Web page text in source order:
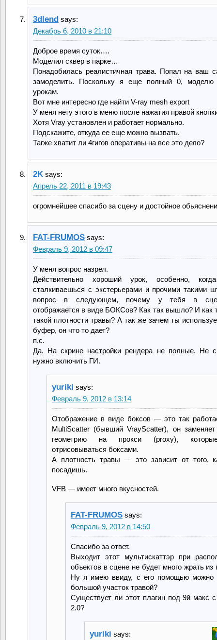
3dlend says:
Декабрь 6, 2010 в 21:10
Доброе время суток….
Моделил сквер в парке…
Понадобилась реалистичная трава. Попал на ваш
замоделить. Поскольку я еще полный 0, моделю
урокам.
Вот мне интересно где найти V-ray mesh export
У меня нету этого в меню после нажатия правой
Хотя Vray установлен и работает нормально.
Подскажите, откуда ее еще можно вызвать.
Тагже хватит ли 4гигов оперативы на все это дело?
2K says:
Апрель 22, 2011 в 19:43
огромнейшее спасибо за сцену и достойное
FAT-FRUMOS says:
Февраль 9, 2012 в 09:47
У меня вопрос назрел.
Действительно хороший урок, особенно,
сталкиваешься с экстерьерами и прочими такими
вопрос в следующем, почему у тебя в
отображается в виде БОКСов? Как так вышло? И как
такой плотности травы? А так же зачем ты
буфер, он что то дает?
п.с.
Да. На скрине настройки рендера не полные. Не
нужно включить ГИ.
yuriki says:
Февраль 9, 2012 в 13:14
Отображение в виде боксов — это так
MultiScatter (бывший VrayScatter), он
геометрию на прокси (proxy),
отрисовываться боксами.
А плотность травы — это зависит от того,
посадишь.
VFB — имеет много вкусностей.
FAT-FRUMOS says:
Февраль 9, 2012 в 14:50
Спасибо за ответ.
Выходит этот мультискаттэр при
объектов в сцене не будет много жрать из
Ну я имею ввиду, с его помощью можно
большой участок травой?
Существует ли этот плагин под 9й макс
2.0?
yuriki says: